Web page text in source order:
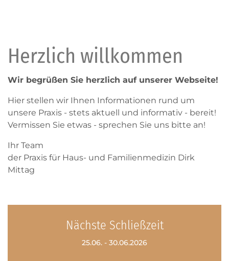
Herzlich willkommen
Wir begrüßen Sie herzlich auf unserer Webseite!
Hier stellen wir Ihnen Informationen rund um
unsere Praxis - stets aktuell und informativ - bereit!
Vermissen Sie etwas - sprechen Sie uns bitte an!
Ihr Team
der Praxis für Haus- und Familienmedizin Dirk
Mittag
Nächste Schließzeit
25.06. - 30.06.2026